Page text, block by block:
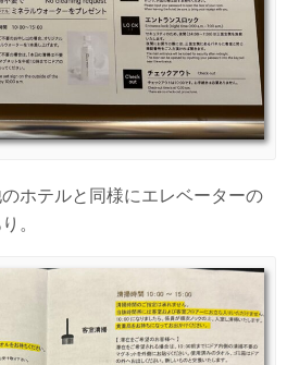
ホテルと同様にエレベーターの
。